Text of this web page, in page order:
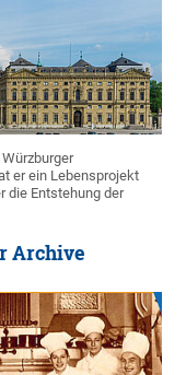
er ein Lebensprojekt
die Entstehung der
Archive